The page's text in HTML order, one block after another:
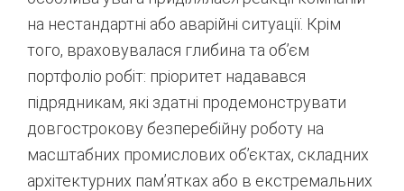
на нестандартні або аварійні ситуації. Крім
того, враховувалася глибина та об’єм
портфоліо робіт: пріоритет надавався
підрядникам, які здатні продемонструвати
довгострокову безперебійну роботу на
масштабних промислових об’єктах, складних
архітектурних пам’ятках або в екстремальних